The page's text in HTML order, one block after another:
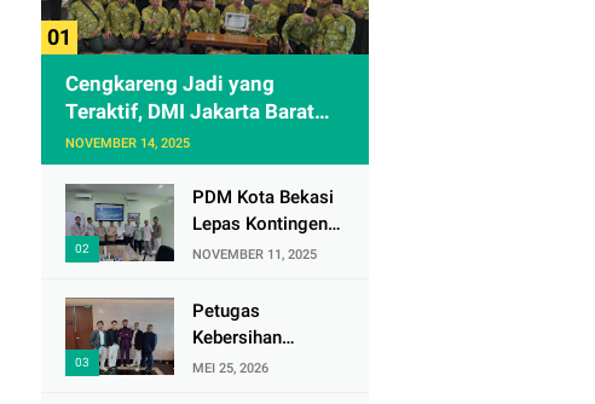
Cengkareng Jadi yang
Teraktif, DMI Jakarta Barat
Apresiasi Kunjungan ke
Sheikh Zayed Solo
NOVEMBER 14, 2025
PDM Kota Bekasi
Lepas Kontingen
Masjid Al
Award VI 2025
NOVEMBER 11, 2025
Petugas
Kebersihan
Bandara
MEI 25, 2026